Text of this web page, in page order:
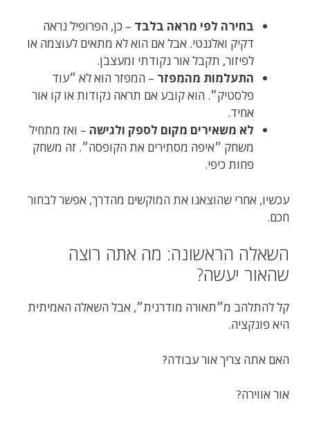
בחירה לפי מראה בלבד – כן, הפרופיל נראה
דקיק ואלגנטי. אבל אם הוא לא מתאים לעוצמה או
לפיזור, תקבל אור נקודתי ומעצבן.
התעלמות מהמפזר – המפזר הוא לא ״עוד
פלסטיק״. הוא קובע אם תראה נקודות או קו אור
אחיד.
לא משאירים מקום לספק ולגישה – ואז מתחיל
משחק ״איפה מסתירים את הקופסה״. זה משחק
פחות כיפי.
עכשיו, אחרי שהוצאנו את המוקשים מהדרך, אפשר לבחור
חכם.
השאלה הראשונה: מה אתה רוצה
שהאור יעשה?
קל להתלהב מ״תאורה מודרנית״, אבל השאלה האמיתית
היא פונקציה.
האם אתה צריך אור עבודה?
אור אווירה?